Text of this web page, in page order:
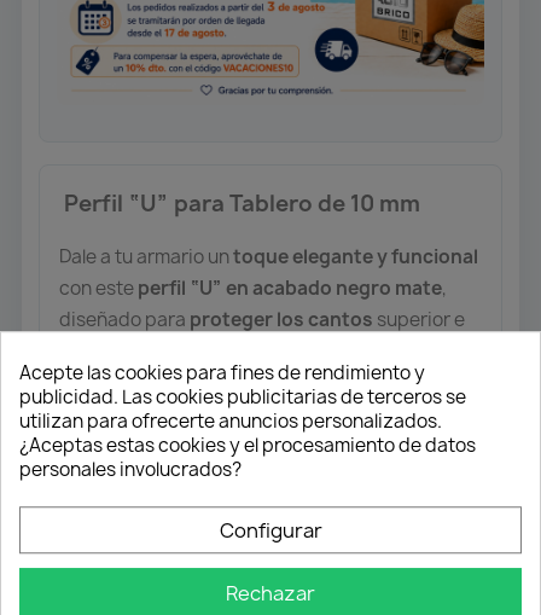
️ Perfil “U” para Tablero de 10 mm
Dale a tu armario untoque elegante y funcional
con esteperfil “U” en acabado negro mate,
diseñado para proteger los cantos superior e
Longitud:2 metros
Compatibilidad:tableros de10 mm
Acabado:Negro mate.
Ideal para:puertas correderas de armario —
garantiza un montaje sólido, alineado y con
Acepte las cookies para fines de rendimiento y
publicidad. Las cookies publicitarias de terceros se
utilizan para ofrecerte anuncios personalizados.
¿Aceptas estas cookies y el procesamiento de datos
personales involucrados?
Configurar
Rechazar